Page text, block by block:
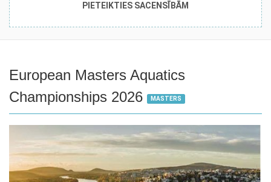
PIETEIKTIES SACENSĪBĀM
European Masters Aquatics
Championships 2026
MASTERS